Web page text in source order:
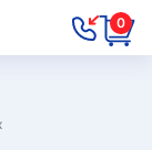
0